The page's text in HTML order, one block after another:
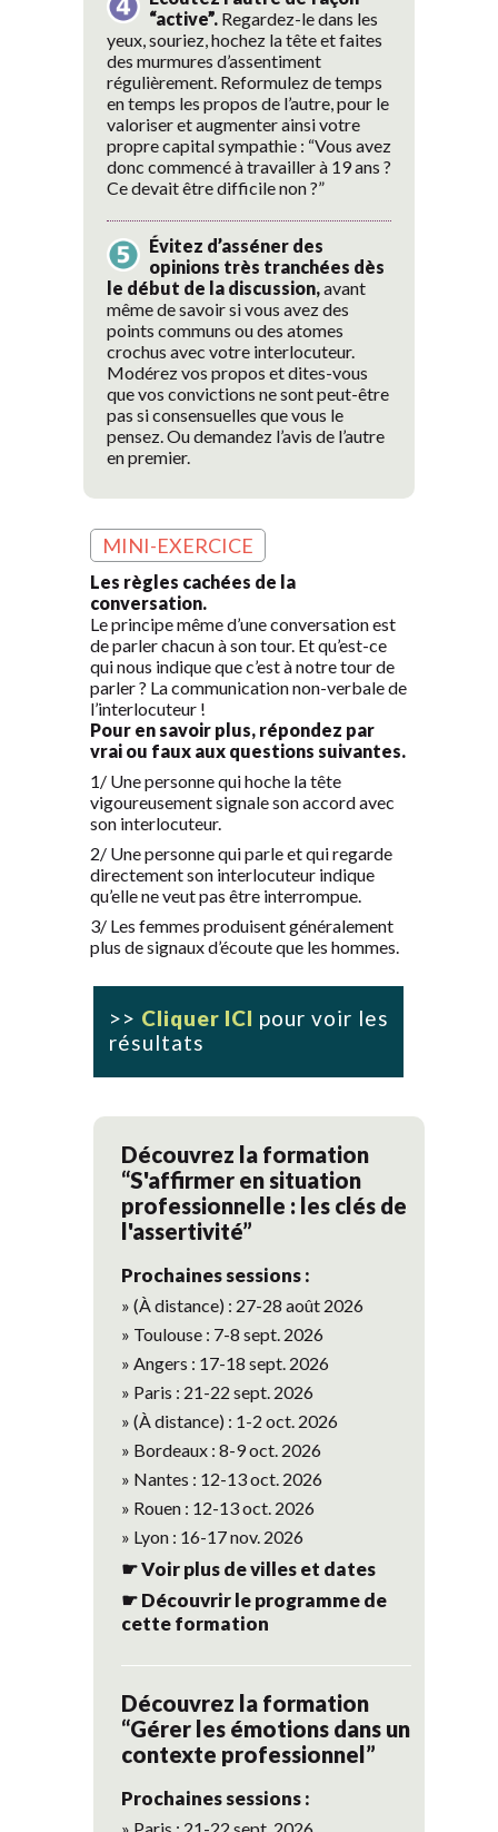
“active”. Regardez-le dans les
yeux, souriez, hochez la tête et faites
des murmures d’assentiment
régulièrement. Reformulez de temps
en temps les propos de l’autre, pour le
valoriser et augmenter ainsi votre
propre capital sympathie : “Vous avez
donc commencé à travailler à 19 ans ?
Ce devait être difficile non ?”
Évitez d’asséner des
opinions très tranchées dès
le début de la discussion,avant
même de savoir si vous avez des
points communs ou des atomes
crochus avec votre interlocuteur.
Modérez vos propos et dites-vous
que vos convictions ne sont peut-être
pas si consensuelles que vous le
pensez. Ou demandez l’avis de l’autre
en premier.
MINI-EXERCICE
Les règles cachées de la
conversation.
Le principe même d’une conversation est
de parler chacun à son tour. Et qu’est-ce
qui nous indique que c’est à notre tour de
parler ? La communication non-verbale de
l’interlocuteur !
Pour en savoir plus, répondez par
vrai ou faux aux questions suivantes.
1/ Une personne qui hoche la tête
vigoureusement signale son accord avec
son interlocuteur.
2/ Une personne qui parle et qui regarde
directement son interlocuteur indique
qu’elle ne veut pas être interrompue.
3/ Les femmes produisent généralement
plus de signaux d’écoute que les hommes.
>> Cliquer ICI pour voir les
résultats
Découvrez la formation
“S'affirmer en situation
professionnelle : les clés de
l'assertivité”
Prochaines sessions :
» (À distance) : 27-28 août 2026
» Toulouse : 7-8 sept. 2026
» Angers : 17-18 sept. 2026
» Paris : 21-22 sept. 2026
» (À distance) : 1-2 oct. 2026
» Bordeaux : 8-9 oct. 2026
» Nantes : 12-13 oct. 2026
» Rouen : 12-13 oct. 2026
» Lyon : 16-17 nov. 2026
☛ Voir plus de villes et dates
☛ Découvrir le programme de
cette formation
Découvrez la formation
“Gérer les émotions dans un
contexte professionnel”
Prochaines sessions :